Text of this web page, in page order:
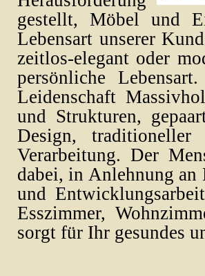
gestellt, Möbel und
Lebensart unserer
zeitlos-elegant oder
persönliche
Leidenschaft
und Strukturen,
Design, traditioneller
Verarbeitung. Der
dabei, in Anlehnung an
und
Esszimmer,
sorgt für Ihr gesundes